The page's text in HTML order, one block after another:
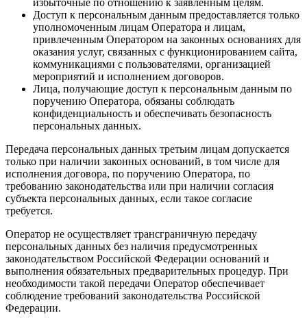
избыточные по отношению к заявленным целям.
Доступ к персональным данным предоставляется только
уполномоченным лицам Оператора и лицам,
привлеченным Оператором на законных основаниях для
оказания услуг, связанных с функционированием сайта,
коммуникациями с пользователями, организацией
мероприятий и исполнением договоров.
Лица, получающие доступ к персональным данным по
поручению Оператора, обязаны соблюдать
конфиденциальность и обеспечивать безопасность
персональных данных.
Передача персональных данных третьим лицам допускается
только при наличии законных оснований, в том числе для
исполнения договора, по поручению Оператора, по
требованию законодательства или при наличии согласия
субъекта персональных данных, если такое согласие
требуется.
Оператор не осуществляет трансграничную передачу
персональных данных без наличия предусмотренных
законодательством Российской Федерации оснований и
выполнения обязательных предварительных процедур. При
необходимости такой передачи Оператор обеспечивает
соблюдение требований законодательства Российской
Федерации.